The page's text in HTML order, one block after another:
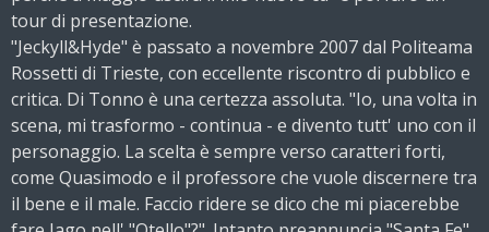
tour di presentazione.
"Jeckyll&Hyde" è passato a novembre 2007 dal Politeama
Rossetti di Trieste, con eccellente riscontro di pubblico e
critica. Di Tonno è una certezza assoluta. "Io, una volta in
scena, mi trasformo - continua - e divento tutt' uno con il
personaggio. La scelta è sempre verso caratteri forti,
come Quasimodo e il professore che vuole discernere tra
il bene e il male. Faccio ridere se dico che mi piacerebbe